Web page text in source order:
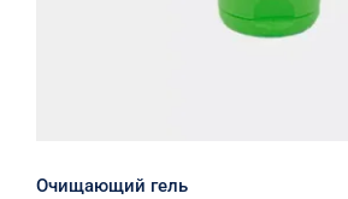
Очищающий гель